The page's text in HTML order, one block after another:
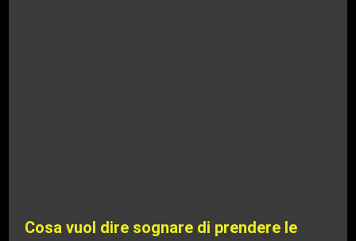
Cosa vuol dire sognare di prendere le